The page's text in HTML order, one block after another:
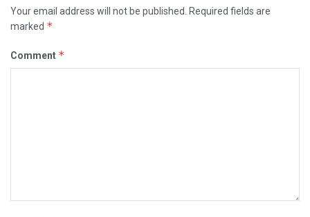
Your email address will not be published.
Required fields are
marked *
Comment *